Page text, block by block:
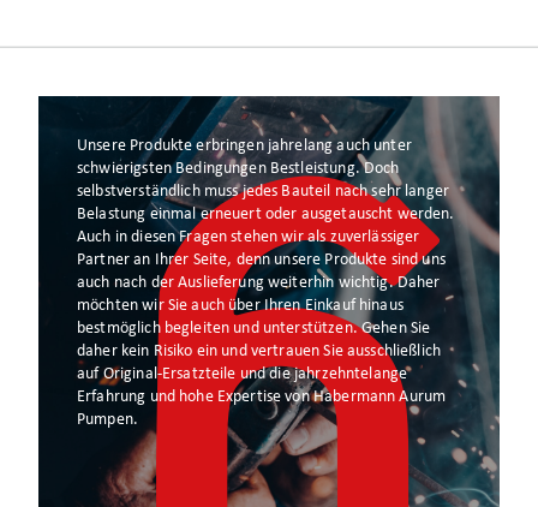
Unsere Produkte erbringen jahrelang auch unter
schwierigsten Bedingungen Bestleistung. Doch
selbstverständlich muss jedes Bauteil nach sehr langer
Belastung einmal erneuert oder ausgetauscht werden.
Auch in diesen Fragen stehen wir als zuverlässiger
Partner an Ihrer Seite, denn unsere Produkte sind uns
auch nach der Auslieferung weiterhin wichtig. Daher
möchten wir Sie auch über Ihren Einkauf hinaus
bestmöglich begleiten und unterstützen. Gehen Sie
daher kein Risiko ein und vertrauen Sie ausschließlich
auf Original-Ersatzteile und die jahrzehntelange
Erfahrung und hohe Expertise von Habermann Aurum
Pumpen.